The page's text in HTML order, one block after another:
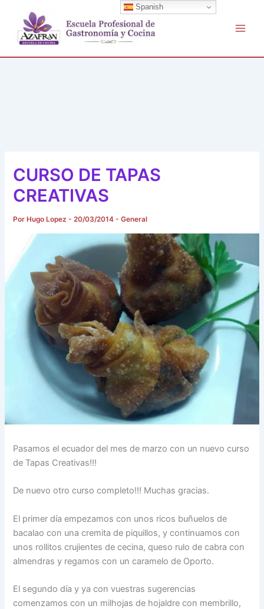
contenido
CURSO DE TAPAS
CREATIVAS
PorHugo Lopez-20/03/2014-General
Pasamos el ecuador del mes de marzo con un nuevo curso
de Tapas Creativas!!!
De nuevo otro curso completo!!! Muchas gracias.
El primer día empezamos con unos ricos buñuelos de
bacalao con una cremita de piquillos, y continuamos con
unos rollitos crujientes de cecina, queso rulo de cabra con
almendras y regamos con un caramelo de Oporto.
El segundo día y ya con vuestras sugerencias
comenzamos con un milhojas de hojaldre con membrillo,
Spanish